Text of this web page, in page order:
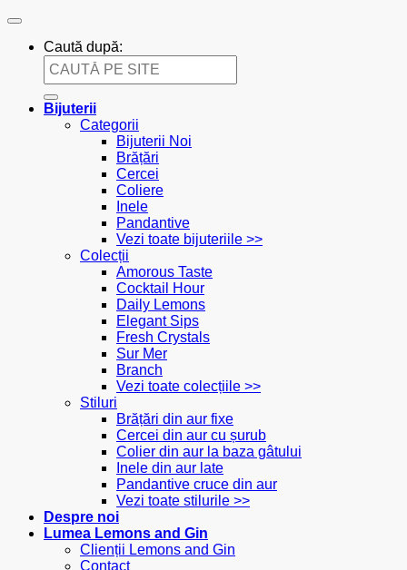
Caută după:
Bijuterii
Categorii
Bijuterii Noi
Brățări
Cercei
Coliere
Inele
Pandantive
Vezi toate bijuteriile >>
Colecții
Amorous Taste
Cocktail Hour
Daily Lemons
Elegant Sips
Fresh Crystals
Sur Mer
Branch
Vezi toate colecțiile >>
Stiluri
Brățări din aur fixe
Cercei din aur cu șurub
Colier din aur la baza gâtului
Inele din aur late
Pandantive cruce din aur
Vezi toate stilurile >>
Despre noi
Lumea Lemons and Gin
Clienții Lemons and Gin
Contact